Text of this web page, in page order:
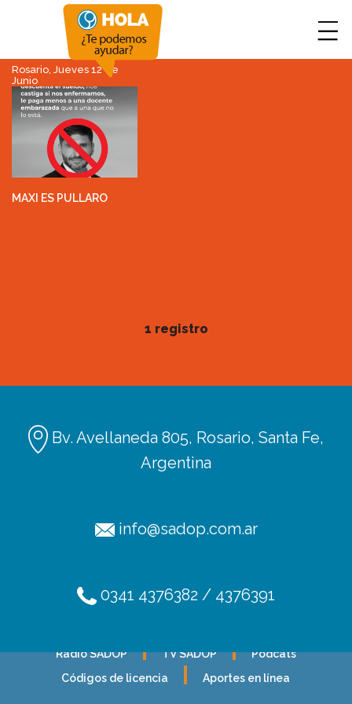
Radio SADOP
TV SADOP
Podcats
Códigos de licencia
Aportes en línea
Rosario, Jueves 12 de
Junio
MAXI ES PULLARO
1 registro
Bv. Avellaneda 805, Rosario, Santa Fe,
Argentina
info@sadop.com.ar
0341 4376382 / 4376391